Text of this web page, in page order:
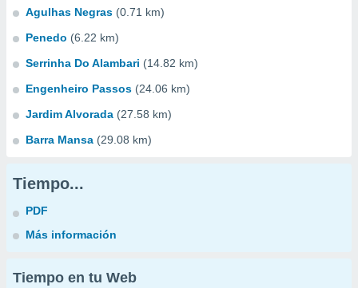
Agulhas Negras (0.71 km)
Penedo (6.22 km)
Serrinha Do Alambari (14.82 km)
Engenheiro Passos (24.06 km)
Jardim Alvorada (27.58 km)
Barra Mansa (29.08 km)
Tiempo...
PDF
Más información
Tiempo en tu Web